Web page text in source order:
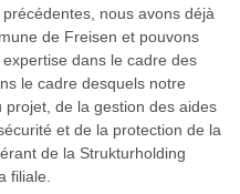
nous avons déjà
de Freisen et pouvons
dans le cadre des
le cadre desquels notre
de la gestion des aides
et de la protection de la
de la Strukturholding
filiale.